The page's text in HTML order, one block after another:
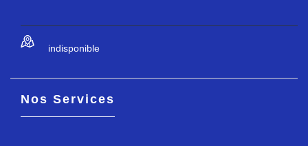
indisponible
Nos Services